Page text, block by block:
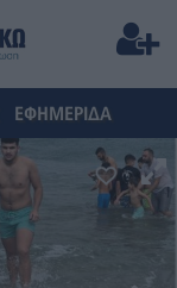
ΕΦΗΜΕΡΙΔΑ